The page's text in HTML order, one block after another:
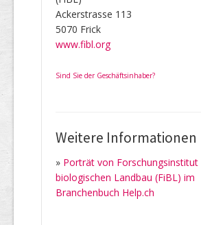
Ackerstrasse 113
5070 Frick
www.fibl.org
Sind Sie der Geschäftsinhaber?
Weitere Informationen
» Porträt von Forschungsinstitut
biologischen Landbau (FiBL) im
Branchenbuch Help.ch